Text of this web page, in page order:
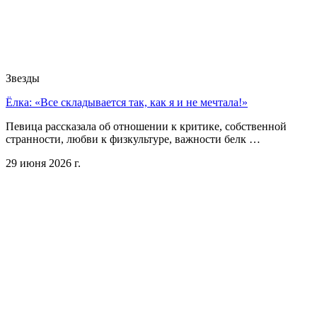
Звезды
Ёлка: «Все складывается так, как я и не мечтала!»
Певица рассказала об отношении к критике, собственной
странности, любви к физкультуре, важности белк …
29 июня 2026 г.